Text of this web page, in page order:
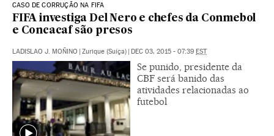
CASO DE CORRUÇÃO NA FIFA
FIFA investiga Del Nero e chefes da Conmebol
e Concacaf são presos
LADISLAO J. MOÑINO | Zurique (Suíça) | DEC 03, 2015 - 07:39 EST
Se punido, presidente da
CBF será banido das
atividades relacionadas ao
futebol